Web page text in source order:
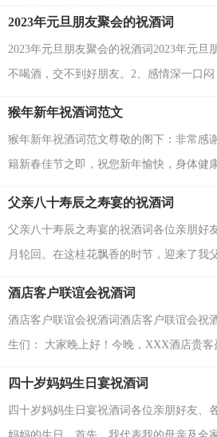
2023年元旦朋友聚会的祝酒词
2023年元旦朋友聚会的祝酒词2023年元旦
不喝酒，交不到好朋友。2、感情深一口
猴年新年祝酒词范文
猴年新年祝酒词范文尊敬的阁下：非常感
籍新春佳节之即，祝您新年愉快，身体健
父亲八十寿辰之寿宴的祝酒词
父亲八十寿辰之寿宴的祝酒词各位亲朋好
月轮回。在这桂花飘香的时节，迎来了我
酒店客户联谊会祝酒词
酒店客户联谊会祝酒词酒店客户联谊会祝
生们： 大家晚上好！今晚，XXX酒店贵
四十岁妈妈生日宴祝酒词
四十岁妈妈生日宴祝酒词各位亲朋好友、